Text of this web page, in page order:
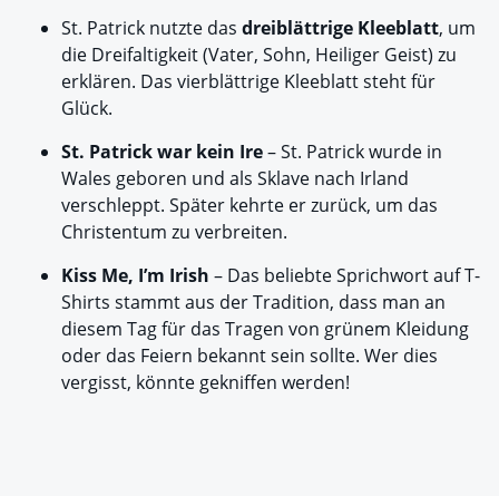
St. Patrick nutzte das dreiblättrige Kleeblatt, um
die Dreifaltigkeit (Vater, Sohn, Heiliger Geist) zu
erklären. Das vierblättrige Kleeblatt steht für
Glück.
St. Patrick war kein Ire– St. Patrick wurde in
Wales geboren und als Sklave nach Irland
verschleppt. Später kehrte er zurück, um das
Christentum zu verbreiten.
Kiss Me, I’m Irish – Das beliebte Sprichwort auf T-
Shirts stammt aus der Tradition, dass man an
diesem Tag für das Tragen von grünem Kleidung
oder das Feiern bekannt sein sollte. Wer dies
vergisst, könnte gekniffen werden!